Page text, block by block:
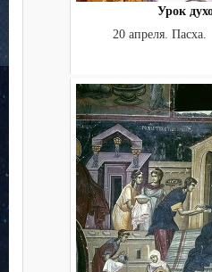
Урок
20 апреля.